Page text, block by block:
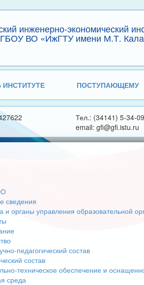
инженерно-экономический
ВО «ИжГТУ имени М.Т.
ИНСТИТУТЕ ПОСТУПАЮЩЕМУ
Тел.: (34141) 5-34-
email: gfi@gfi.istu.ru
сведения
и органы управления образовательной
педагогический состав
состав
техническое обеспечение и
среда